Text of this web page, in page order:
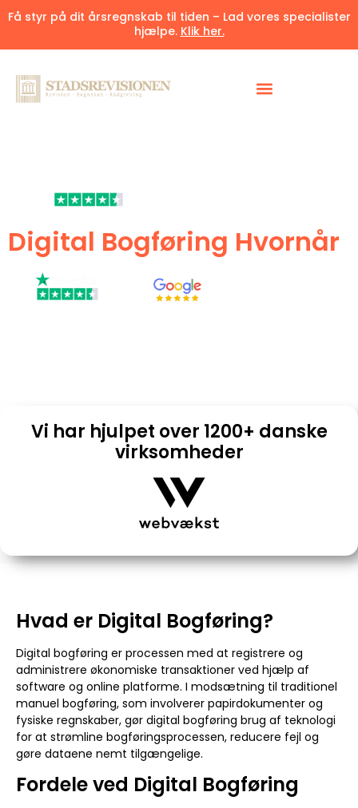
Få styr på dit årsregnskab til tiden – Lad vores specialister
hjælpe. Klik her.
Digital Bogføring Hvornår
Vi har hjulpet over 1200+ danske
virksomheder
Hvad er Digital Bogføring?
Digital bogføring er processen med at registrere og
administrere økonomiske transaktioner ved hjælp af
software og online platforme. I modsætning til traditionel
manuel bogføring, som involverer papirdokumenter og
fysiske regnskaber, gør digital bogføring brug af teknologi
for at strømline bogføringsprocessen, reducere fejl og
gøre dataene nemt tilgængelige.
Fordele ved Digital Bogføring